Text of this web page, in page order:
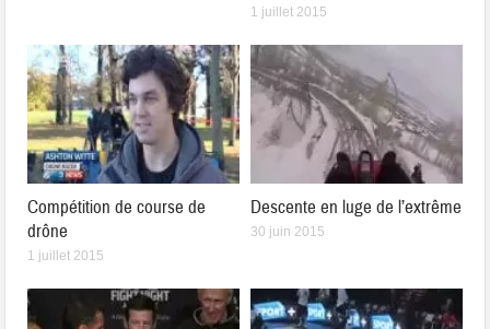
1 juillet 2015
Compétition de course de
drône
1 juillet 2015
Descente en luge de l’extrême
30 juin 2015